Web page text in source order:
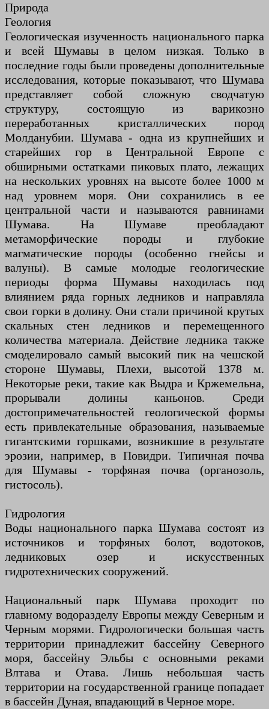
Природа
Геология
Геологическая изученность национального парка
и всей Шумавы в целом низкая. Только в
последние годы были проведены дополнительные
исследования, которые показывают, что Шумава
представляет собой сложную сводчатую
структуру, состоящую из варикозно
переработанных кристаллических пород
Молданубии. Шумава - одна из крупнейших и
старейших гор в Центральной Европе с
обширными остатками пиковых плато, лежащих
на нескольких уровнях на высоте более 1000 м
над уровнем моря. Они сохранились в ее
центральной части и называются равнинами
Шумава. На Шумаве преобладают
метаморфические породы и глубокие
магматические породы (особенно гнейсы и
валуны). В самые молодые геологические
периоды форма Шумавы находилась под
влиянием ряда горных ледников и направляла
свои горки в долину. Они стали причиной крутых
скальных стен ледников и перемещенного
количества материала. Действие ледника также
смоделировало самый высокий пик на чешской
стороне Шумавы, Плехи, высотой 1378 м.
Некоторые реки, такие как Выдра и Кржемельна,
прорывали долины каньонов. Среди
достопримечательностей геологической формы
есть привлекательные образования, называемые
гигантскими горшками, возникшие в результате
эрозии, например, в Повидри. Типичная почва
для Шумавы - торфяная почва (органозоль,
гистосоль).
Гидрология
Воды национального парка Шумава состоят из
источников и торфяных болот, водотоков,
ледниковых озер и искусственных
гидротехнических сооружений.
Национальный парк Шумава проходит по
главному водоразделу Европы между Северным и
Черным морями. Гидрологически большая часть
территории принадлежит бассейну Северного
моря, бассейну Эльбы с основными реками
Влтава и Отава. Лишь небольшая часть
территории на государственной границе попадает
в бассейн Дуная, впадающий в Черное море.